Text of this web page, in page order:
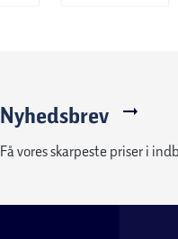
Nyhedsbrev
Få vores skarpeste priser i